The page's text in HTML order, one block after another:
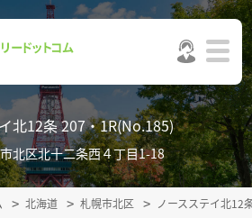
北12条 207・1R(No.185)
北区北十二条西４丁目1-18
北海道 札幌市北区 ノースステイ北12